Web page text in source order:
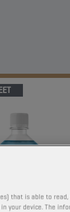
that is able to
your device. The